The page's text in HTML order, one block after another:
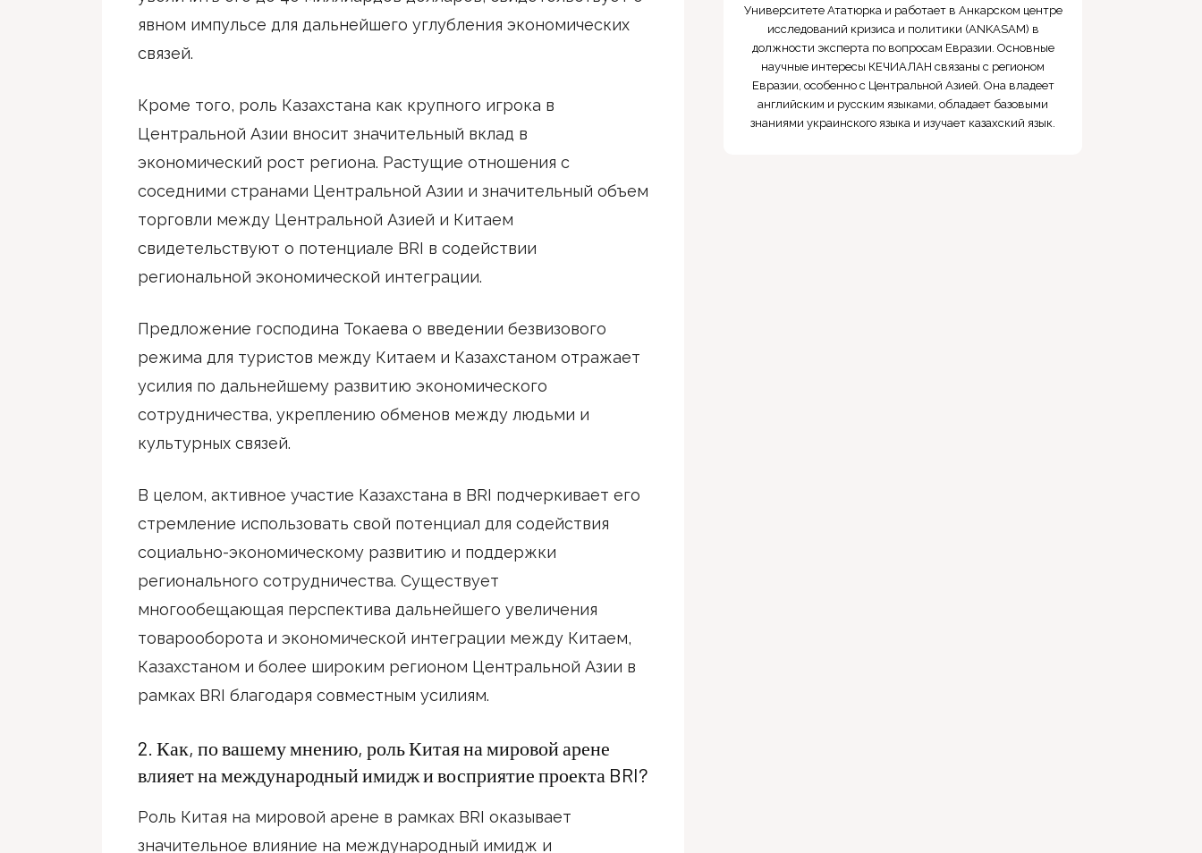
явном импульсе для дальнейшего углубления экономических
связей.
Кроме того, роль Казахстана как крупного игрока в
Центральной Азии вносит значительный вклад в
экономический рост региона. Растущие отношения с
соседними странами Центральной Азии и значительный объем
торговли между Центральной Азией и Китаем
свидетельствуют о потенциале BRI в содействии
региональной экономической интеграции.
Предложение господина Токаева о введении безвизового
режима для туристов между Китаем и Казахстаном отражает
усилия по дальнейшему развитию экономического
сотрудничества, укреплению обменов между людьми и
культурных связей.
В целом, активное участие Казахстана в BRI подчеркивает его
стремление использовать свой потенциал для содействия
социально-экономическому развитию и поддержки
регионального сотрудничества. Существует
многообещающая перспектива дальнейшего увеличения
товарооборота и экономической интеграции между Китаем,
Казахстаном и более широким регионом Центральной Азии в
рамках BRI благодаря совместным усилиям.
2. Как, по вашему мнению, роль Китая на мировой арене
влияет на международный имидж и восприятие проекта BRI?
Роль Китая на мировой арене в рамках BRI оказывает
значительное влияние на международный имидж и
Университете Ататюрка и работает в Анкарском центре
исследований кризиса и политики (ANKASAM) в
должности эксперта по вопросам Евразии. Основные
научные интересы КЕЧИАЛАН связаны с регионом
Евразии, особенно с Центральной Азией. Она владеет
английским и русским языками, обладает базовыми
знаниями украинского языка и изучает казахский язык.